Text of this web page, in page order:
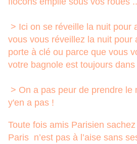
> Ici on se réveille la nuit pour
vous vous réveillez la nuit pour
porte à clé ou parce que vous
votre bagnole est toujours dans
> On a pas peur de prendre le
y'en a pas !
Toute fois amis Parisien
Paris n’est pas à l’aise sans